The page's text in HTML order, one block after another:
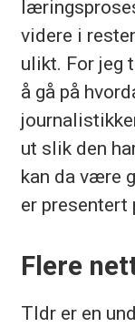
videre i
ulikt. For jeg
å gå på
ut slik den
kan da være
er presentert
Flere
Tldr er en